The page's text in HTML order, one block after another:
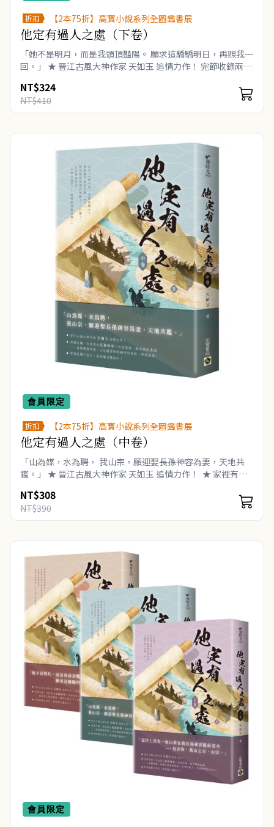
折扣 【2本75折】高寶小說系列全圖鑑書展
他定有過人之處（下卷）
「她不是明月，而是我頭頂豔陽。 願求這驕驕明日，再照我一
回。」 ★ 晉江古風大神作家 天如玉 追情力作！ 完節收錄兩萬
軍爺‧幽..
NT$324
NT$410
會員限定
折扣 【2本75折】高寶小說系列全圖鑑書展
他定有過人之處（中卷）
「山為媒，水為聘， 我山宗，願迎娶長孫神容為妻，天地共
鑑。」 ★ 晉江古風大神作家 天如玉 追情力作！ ★ 家裡有
NT$308
NT$390
會員限定